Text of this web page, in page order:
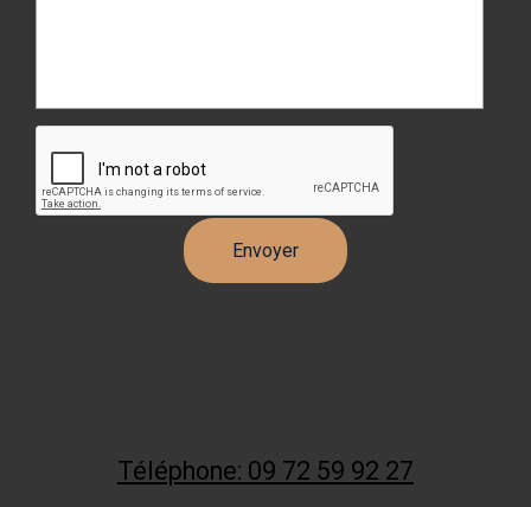
Téléphone: 09 72 59 92 27